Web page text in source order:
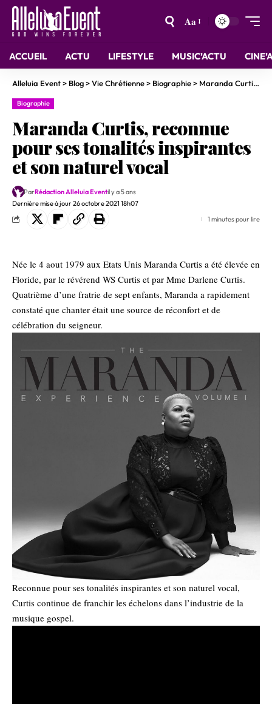
Aa
ACCUEIL ACTU LIFESTYLE MUSIC’ACTU
Alleluia Event> Blog>Vie Chrétienne> Biographie> Maranda Curtis, reconnue pour ses tonalités inspirantes et son naturel vocal
Biographie
Maranda Curtis, reconnue
pour ses tonalités inspirantes
et son naturel vocal
Dernière mise à jour 26 octobre 2021 18h07
ParRédaction Alleluia Eventil y a 5 ans
1 minutes pour lire
Née le 4 aout 1979 aux Etats Unis Maranda Curtis a été élevée en
Floride, par le révérend WS Curtis et par Mme Darlene Curtis.
Quatrième d’une fratrie de sept enfants, Maranda a rapidement
constaté que chanter était une source de réconfort et de
célébration du seigneur.
Reconnue pour ses tonalités inspirantes et son naturel vocal,
Curtis continue de franchir les échelons dans l’industrie de la
musique gospel.